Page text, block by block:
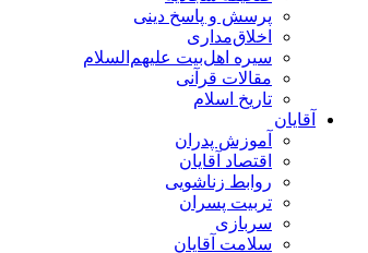
پرسش و پاسخ دینی
اخلاق‌مداری
سیره اهل‌بیت علیهم‌السلام
مقالات قرآنی
تاریخ اسلام
آقایان
آموزش پدران
اقتصاد آقایان
روابط زناشویی
تربیت پسران
سربازی
سلامت آقایان